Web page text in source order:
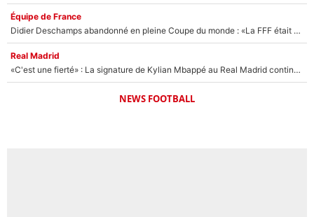
Équipe de France
Didier Deschamps abandonné en pleine Coupe du monde : «La FFF était déjà passée à Zinedine Zidane»
Real Madrid
«C'est une fierté» : La signature de Kylian Mbappé au Real Madrid continue de régaler l'Espagne
NEWS FOOTBALL